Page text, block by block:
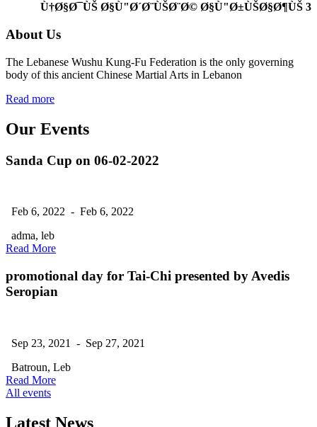
3 Ù†Ø§Ø¯ÙŠ Ø§Ù"Ø´Ø¨ÙŠØ¨Ø© Ø§Ù"Ø±ÙŠØ§Ø¶ÙŠ
About Us
The Lebanese Wushu Kung-Fu Federation is the only governing
body of this ancient Chinese Martial Arts in Lebanon
Read more
Our Events
Sanda Cup on 06-02-2022
Feb 6, 2022 - Feb 6, 2022
adma, leb
Read More
promotional day for Tai-Chi presented by Avedis
Seropian
Sep 23, 2021 - Sep 27, 2021
Batroun, Leb
Read More
All events
Latest News